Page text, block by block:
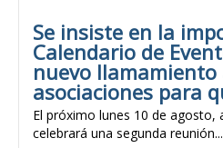
Se insiste en la
Calendario de
nuevo llamamiento
asociaciones para
El próximo lunes 10 de agosto,
celebrará una segunda reunión...